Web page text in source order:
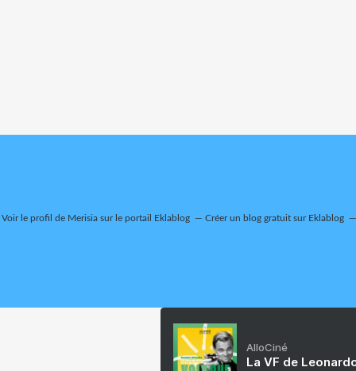
Voir le profil de Merisia sur le portail Eklablog Créer un blog gratuit sur Eklablog
AlloCiné
La VF de